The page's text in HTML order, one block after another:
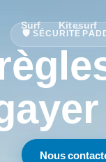
Surf Kitesurf
🛡️ SÉCURITÉ
Nous